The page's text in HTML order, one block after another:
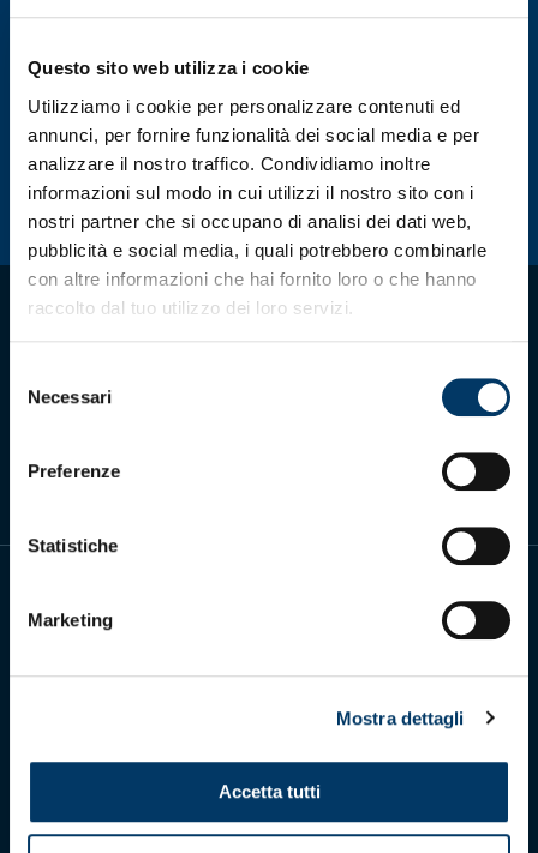
Questo sito web utilizza i cookie
Utilizziamo i cookie per personalizzare contenuti ed
annunci, per fornire funzionalità dei social media e per
analizzare il nostro traffico. Condividiamo inoltre
informazioni sul modo in cui utilizzi il nostro sito con i
nostri partner che si occupano di analisi dei dati web,
pubblicità e social media, i quali potrebbero combinarle
con altre informazioni che hai fornito loro o che hanno
raccolto dal tuo utilizzo dei loro servizi.
delNecessari
Preferenze
Statistiche
Marketing
Mostra dettagli
Accetta tutti
Party
Outlet
Helan x Genoa
Isolani x Genoa
Gift Card Online Store
maggio 2025